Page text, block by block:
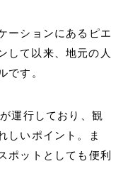
ーションにあるピエ
て以来、地元の人
です。
運行しており、観
しいポイント。ま
ポットとしても便利